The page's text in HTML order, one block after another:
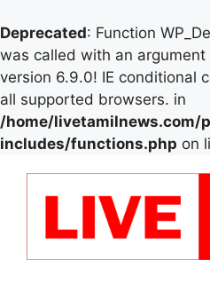
Deprecated: Function
was called with an argument
version 6.9.0! IE conditional
all supported browsers. in
/home/livetamilnews.com/
includes/functions.php on